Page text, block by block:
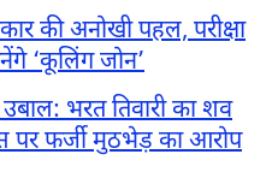
की अनोखी पहल, परीक्षा
‘कूलिंग जोन’
भरत तिवारी का शव
पर फर्जी मुठभेड़ का आरोप